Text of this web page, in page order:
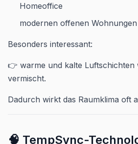
Homeoffice
modernen offenen Wohnungen
Besonders interessant:
👉 warme und kalte Luftschichten
vermischt.
Dadurch wirkt das Raumklima oft
🧠 TempSync-